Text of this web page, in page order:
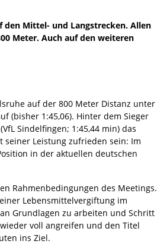
den Mittel- und Langstrecken. Allen
Meter. Auch auf den weiteren
auf der 800 Meter Distanz unter
(bisher 1:45,06). Hinter dem Sieger
Sindelfingen; 1:45,44 min) das
seiner Leistung zufrieden sein: Im
in der aktuellen deutschen
Rahmenbedingungen des Meetings.
Lebensmittelvergiftung im
Grundlagen zu arbeiten und Schritt
voll angreifen und den Titel
ins Ziel.